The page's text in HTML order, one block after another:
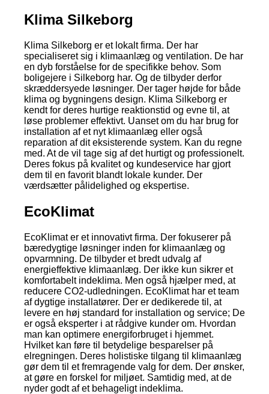
Klima Silkeborg
Klima Silkeborg er et lokalt firma. Der har
specialiseret sig i klimaanlæg og ventilation. De har
en dyb forståelse for de specifikke behov. Som
boligejere i Silkeborg har. Og de tilbyder derfor
skræddersyede løsninger. Der tager højde for både
klima og bygningens design. Klima Silkeborg er
kendt for deres hurtige reaktionstid og evne til, at
løse problemer effektivt. Uanset om du har brug for
installation af et nyt klimaanlæg eller også
reparation af dit eksisterende system. Kan du regne
med. At de vil tage sig af det hurtigt og professionelt.
Deres fokus på kvalitet og kundeservice har gjort
dem til en favorit blandt lokale kunder. Der
værdsætter pålidelighed og ekspertise.
EcoKlimat
EcoKlimat er et innovativt firma. Der fokuserer på
bæredygtige løsninger inden for klimaanlæg og
opvarmning. De tilbyder et bredt udvalg af
energieffektive klimaanlæg. Der ikke kun sikrer et
komfortabelt indeklima. Men også hjælper med, at
reducere CO2-udledningen. EcoKlimat har et team
af dygtige installatører. Der er dedikerede til, at
levere en høj standard for installation og service; De
er også eksperter i at rådgive kunder om. Hvordan
man kan optimere energiforbruget i hjemmet.
Hvilket kan føre til betydelige besparelser på
elregningen. Deres holistiske tilgang til klimaanlæg
gør dem til et fremragende valg for dem. Der ønsker,
at gøre en forskel for miljøet. Samtidig med, at de
nyder godt af et behageligt indeklima.